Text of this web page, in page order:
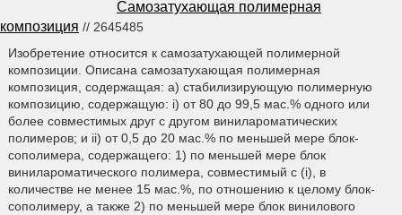
Самозатухающая полимерная
композиция // 2645485
Изобретение относится к самозатухающей полимерной
композиции. Описана самозатухающая полимерная
композиция, содержащая: a) стабилизирующую полимерную
композицию, содержащую: i) от 80 до 99,5 мас.% одного или
более совместимых друг с другом винилароматических
полимеров; и ii) от 0,5 до 20 мас.% по меньшей мере блок-
сополимера, содержащего: 1) по меньшей мере блок
винилароматического полимера, совместимый с (i), в
количестве не менее 15 мас.%, по отношению к целому блок-
сополимеру, а также 2) по меньшей мере блок винилового